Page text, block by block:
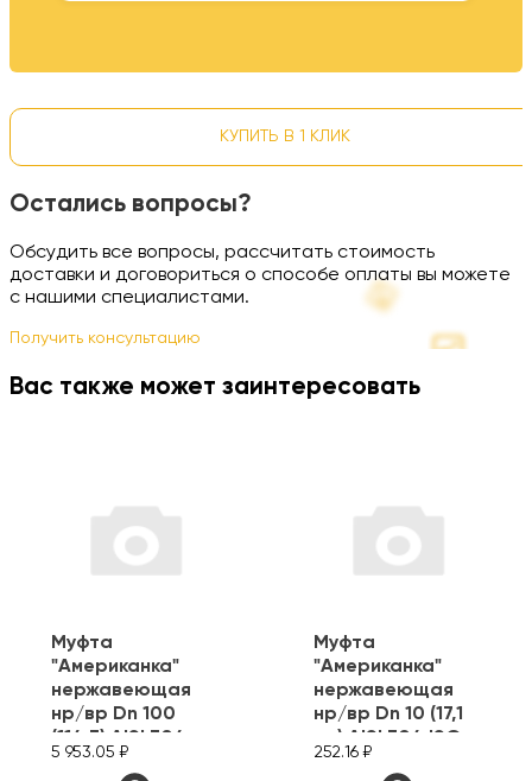
КУПИТЬ В 1 КЛИК
Остались вопросы?
Обсудить все вопросы, рассчитать стоимость
доставки и договориться о способе оплаты вы можете
с нашими специалистами.
Получить консультацию
Вас также может заинтересовать
Муфта
"Американка"
нержавеющая
нр/вр Dn 100
(114,3) AISI 304
ISO
5 953.05 ₽
Муфта
"Американка"
нержавеющая
нр/вр Dn 10 (17,1
мм) AISI 304 ISO
252.16 ₽